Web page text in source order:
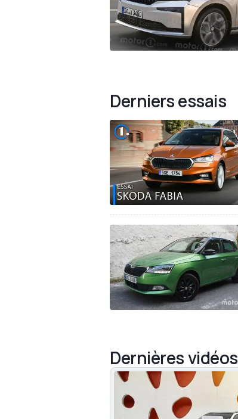
Derniers essais
Dernières vidéos